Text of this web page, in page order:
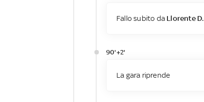
Fallo subito da Llorente D.
90'+2'
La gara riprende